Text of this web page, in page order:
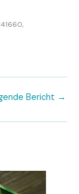
Bericht →